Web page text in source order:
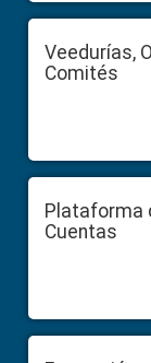
Veedurías,
Comités
Plataforma
Cuentas